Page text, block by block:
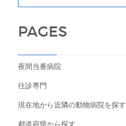
PAGES
夜間当番病院
往診専門
現在地から近隣の動物病院を探す
都道府県から探す